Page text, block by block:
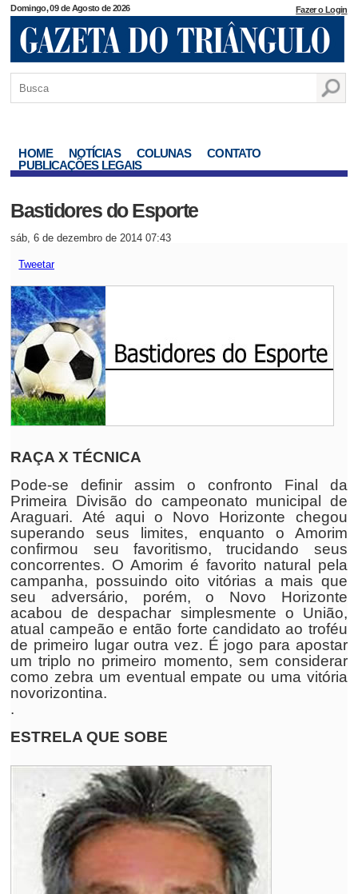
Domingo, 09 de Agosto de 2026 Fazer o Login
HOME NOTÍCIAS COLUNAS
CONTATO
PUBLICAÇÕES LEGAIS
Bastidores do Esporte
sáb, 6 de dezembro de 2014 07:43
Tweetar
RAÇA X TÉCNICA
Pode-se definir assim o confronto Final da
Primeira Divisão do campeonato municipal de
Araguari. Até aqui o Novo Horizonte chegou
superando seus limites, enquanto o Amorim
confirmou seu favoritismo, trucidando seus
concorrentes. O Amorim é favorito natural pela
campanha, possuindo oito vitórias a mais que
seu adversário, porém, o Novo Horizonte
acabou de despachar simplesmente o União,
atual campeão e então forte candidato ao troféu
de primeiro lugar outra vez. É jogo para apostar
um triplo no primeiro momento, sem considerar
como zebra um eventual empate ou uma vitória
novorizontina.
.
ESTRELA QUE SOBE